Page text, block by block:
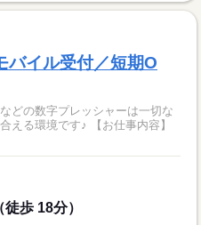
イル受付／短期O
どの数字プレッシャーは一切な
す♪ 【お仕事内容】
歩 18分）